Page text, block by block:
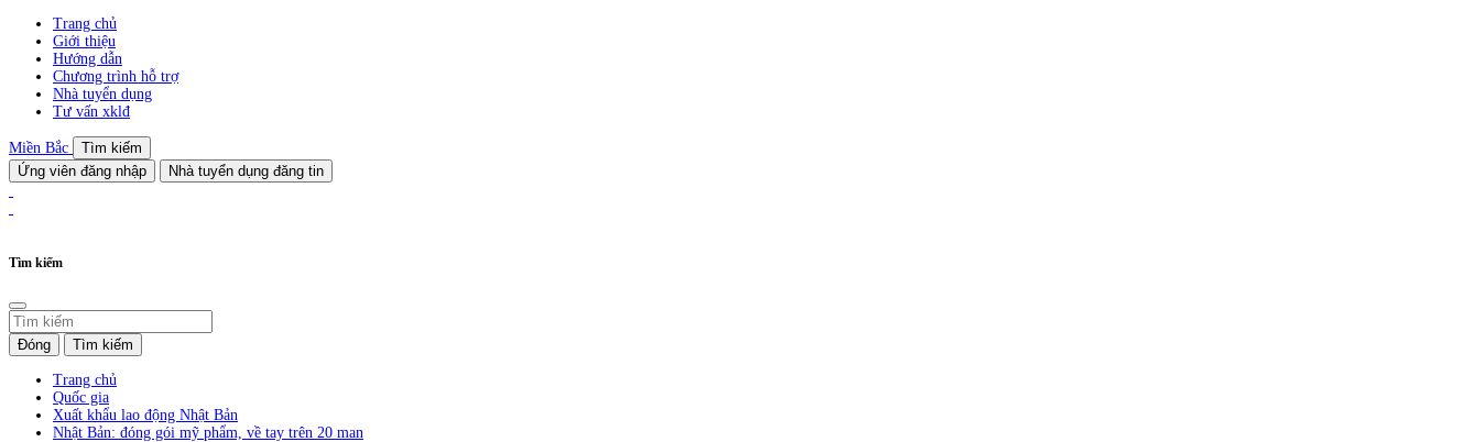
Trang chủ
Giới thiệu
Hướng dẫn
Chương trình hỗ trợ
Nhà tuyển dụng
Tư vấn xklđ
Miền Bắc
Tìm kiếm
Ứng viên đăng nhập
Nhà tuyển dụng đăng tin
Tìm kiếm
Đóng Tìm kiếm
Trang chủ
Quốc gia
Xuất khẩu lao động Nhật Bản
Nhật Bản: đóng gói mỹ phẩm, về tay trên 20 man